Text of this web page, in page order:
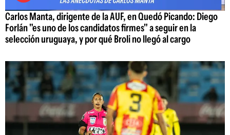
Carlos Manta, dirigente de la AUF, en Quedó Picando: Diego
Forlán "es uno de los candidatos firmes" a seguir en la
selección uruguaya, y por qué Broli no llegó al cargo